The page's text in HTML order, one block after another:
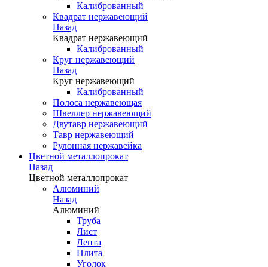
Калиброванный
Квадрат нержавеющий
Назад
Квадрат нержавеющий
Калиброванный
Круг нержавеющий
Назад
Круг нержавеющий
Калиброванный
Полоса нержавеющая
Швеллер нержавеющий
Двутавр нержавеющий
Тавр нержавеющий
Рулонная нержавейка
Цветной металлопрокат
Назад
Цветной металлопрокат
Алюминий
Назад
Алюминий
Труба
Лист
Лента
Плита
Уголок